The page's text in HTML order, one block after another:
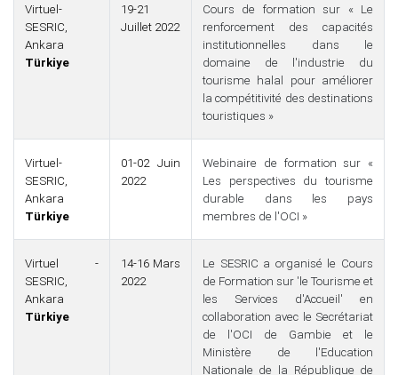
Virtuel-
SESRIC,
Ankara
Türkiye
19-21
Juillet 2022
Cours de formation sur « Le
renforcement des capacités
institutionnelles dans le
domaine de l'industrie du
tourisme halal pour améliorer
la compétitivité des destinations
touristiques »
Virtuel-
SESRIC,
Ankara
Türkiye
01-02 Juin
2022
Webinaire de formation sur «
Les perspectives du tourisme
durable dans les pays
membres de l'OCI »
Virtuel -
SESRIC,
Ankara
Türkiye
14-16 Mars
2022
Le SESRIC a organisé le Cours
de Formation sur 'le Tourisme et
les Services d'Accueil' en
collaboration avec le Secrétariat
de l'OCI de Gambie et le
Ministère de l'Education
Nationale de la République de